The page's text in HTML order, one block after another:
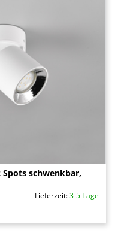
Spots schwenkbar,
Lieferzeit:3-5 Tage